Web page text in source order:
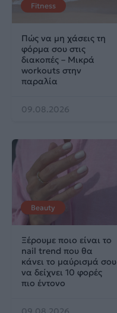
Fitness
Πώς να μη χάσεις τη
φόρμα σου στις
διακοπές – Μικρά
workouts στην
παραλία
09.08.2026
Beauty
Ξέρουμε ποιο είναι το
nail trend που θα
κάνει το μαύρισμά σου
να δείχνει 10 φορές
πιο έντονο